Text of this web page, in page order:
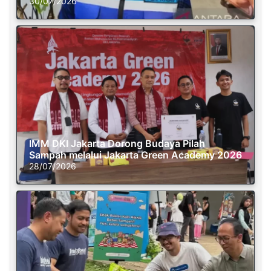
IMM DKI Jakarta Dorong Budaya Pilah
Sampah melalui Jakarta Green Academy 2026
28/07/2026